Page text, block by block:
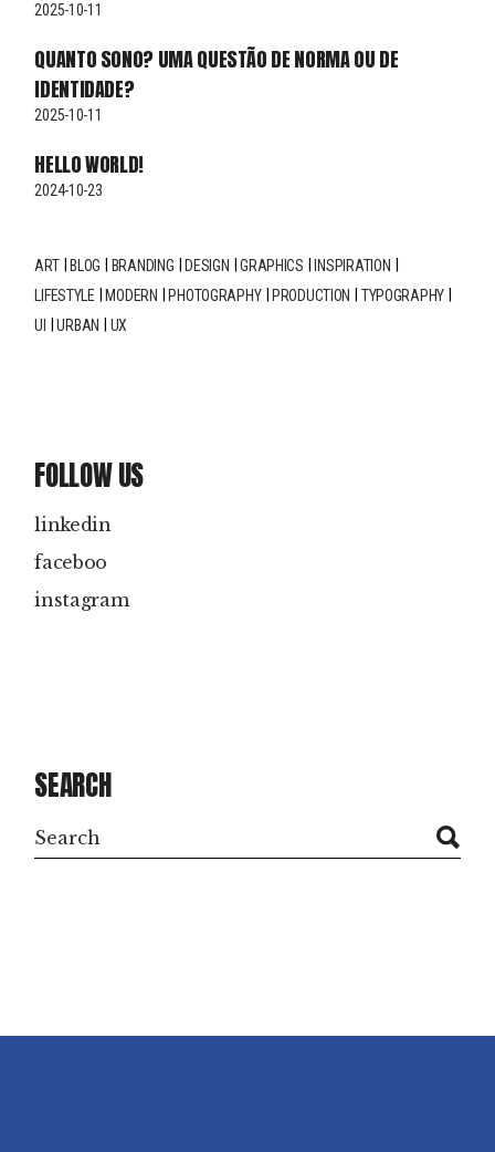
2025-10-11
QUANTO SONO? UMA QUESTÃO DE NORMA OU DE
IDENTIDADE?
2025-10-11
HELLO WORLD!
2024-10-23
ART BLOG BRANDING DESIGN GRAPHICS
INSPIRATION
LIFESTYLE
MODERN PHOTOGRAPHY PRODUCTION
TYPOGRAPHY
UI
URBAN UX
FOLLOW US
linkedin
faceboo
instagram
SEARCH
Search